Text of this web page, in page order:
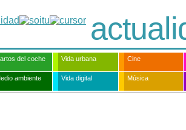
del coche Vida urbana Cine
ambiente Vida digital Música